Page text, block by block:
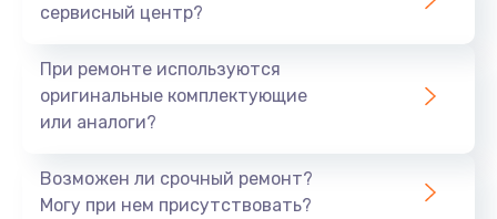
сервисный центр?
При ремонте используются
оригинальные комплектующие
или аналоги?
Возможен ли срочный ремонт?
Могу при нем присутствовать?